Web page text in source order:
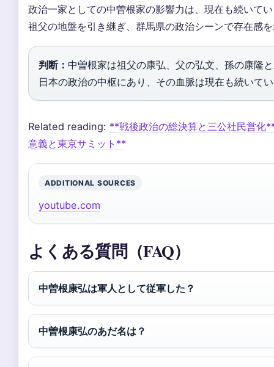
政治一家としての中曽根家の影響力は、現在も続いて
祖父の地盤を引き継ぎ、群馬県の政治シーンで存在感
判断： 中曽根家は祖父の康弘、父の弘文、孫の康隆
日本の政治の中枢にあり、その血脈は現在も続いて
Related reading: **戦後政治の総決算と三公社民営化
意義と東京サミット**
ADDITIONAL SOURCES
youtube.com
よくある質問（FAQ）
中曽根康弘は軍人として従軍した？
中曽根康弘のあだ名は？